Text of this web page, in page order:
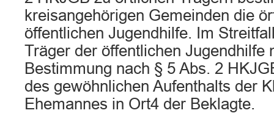
kreisangehörigen Gemeinden die
öffentlichen Jugendhilfe. Im
Träger der öffentlichen Jugendhilfe
Bestimmung nach § 5 Abs. 2
des gewöhnlichen Aufenthalts der
Ehemannes in Ort4 der Beklagte.